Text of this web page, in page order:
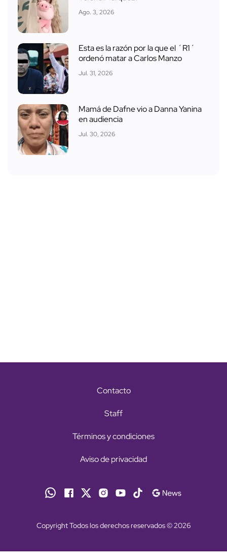
Ago. 3, 2026
Esta es la razón por la que el ´R1´
ordenó matar a Carlos Manzo
Jul. 31, 2026
Mamá de Dafne vio a Danna Yanina
en audiencia
Jul. 30, 2026
Contacto
Staff
Términos y condiciones
Aviso de privacidad
Copyright Todos los derechos reservados © 2026